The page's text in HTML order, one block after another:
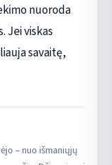
nuoroda
Jei viskas
savaitę,
– nuo išmaniųjų